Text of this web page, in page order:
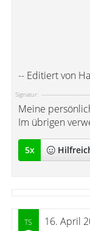
-- Editiert von
Signatur:
Meine
Im übrigen
5x
16. April